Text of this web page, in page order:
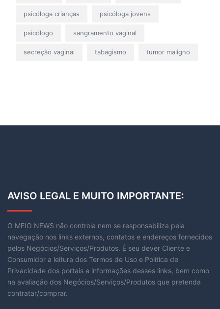
psicóloga crianças psicóloga jovens
psicólogo sangramento vaginal
secreção vaginal tabagismo tumor maligno
AVISO LEGAL E MUITO IMPORTANTE:
O MEIO NEWS não controla nem se responsabiliza pela
navegação nos links externos, contatos e endereços fornecidos
pelos Negócios/Serviços/Produtos. É seu dever Cliente e
Consumidor a leitura dos Termos de Uso e Política de
Privacidade dos portais e informações desses links, bem como
na avaliação dos Negócios/Serviços/Produtos que pretenda
contratar/comprar.